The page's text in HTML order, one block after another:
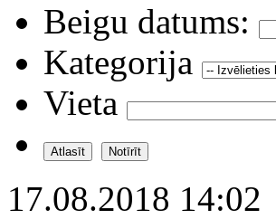
Beigu datums:
Kategorija
Vieta
17.08.2018 14:02